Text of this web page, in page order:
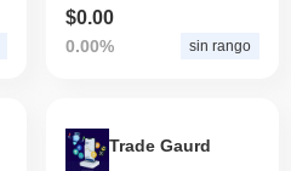
$0.00
0.00% sin rango
Trade Gaurd